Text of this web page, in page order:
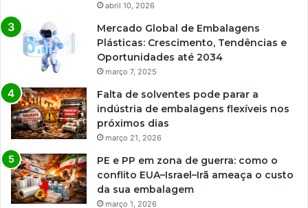
abril 10, 2026
Mercado Global de Embalagens
Plásticas: Crescimento, Tendências e
Oportunidades até 2034
março 7, 2025
Falta de solventes pode parar a
indústria de embalagens flexíveis nos
próximos dias
março 21, 2026
PE e PP em zona de guerra: como o
conflito EUA–Israel–Irã ameaça o custo
da sua embalagem
março 1, 2026